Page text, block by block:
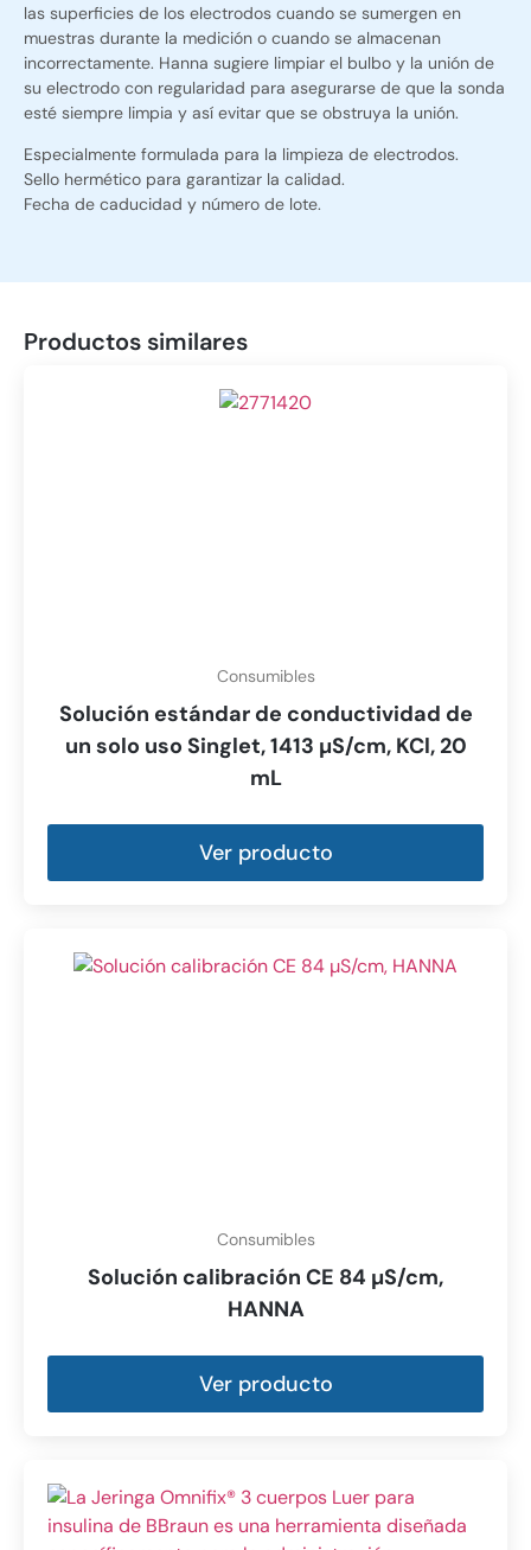
las superficies de los electrodos cuando se sumergen en
muestras durante la medición o cuando se almacenan
incorrectamente. Hanna sugiere limpiar el bulbo y la unión de
su electrodo con regularidad para asegurarse de que la sonda
esté siempre limpia y así evitar que se obstruya la unión.
Especialmente formulada para la limpieza de electrodos.
Sello hermético para garantizar la calidad.
Fecha de caducidad y número de lote.
Productos similares
Consumibles
Solución estándar de conductividad de
un solo uso Singlet, 1413 µS/cm, KCl, 20
mL
Ver producto
Consumibles
Solución calibración CE 84 µS/cm,
HANNA
Ver producto